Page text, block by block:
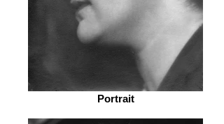
Portrait